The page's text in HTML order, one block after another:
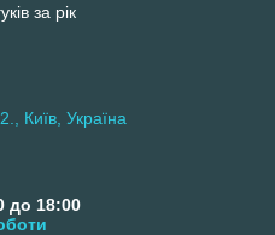
за рік
Київ, Україна
до 18:00